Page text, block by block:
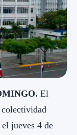
El
jueves 4 de